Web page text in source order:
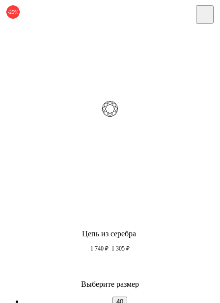
-25%
Цепь из серебра
1 740 ₽ 1 305 ₽
Выберите размер